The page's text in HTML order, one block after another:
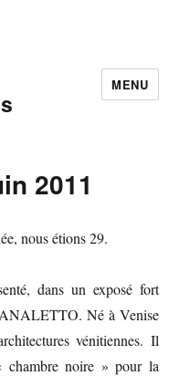
MENU
2011
nous étions 29.
dans un exposé fort
Né à Venise
vénitiennes. Il
chambre noire » pour la